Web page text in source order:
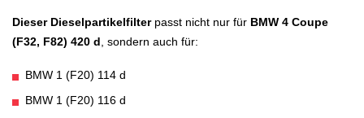
Dieser Dieselpartikelfilterpasst nicht nur für BMW 4 Coupe
(F32, F82) 420 d , sondern auch für:
BMW 1 (F20) 114 d
BMW 1 (F20) 116 d